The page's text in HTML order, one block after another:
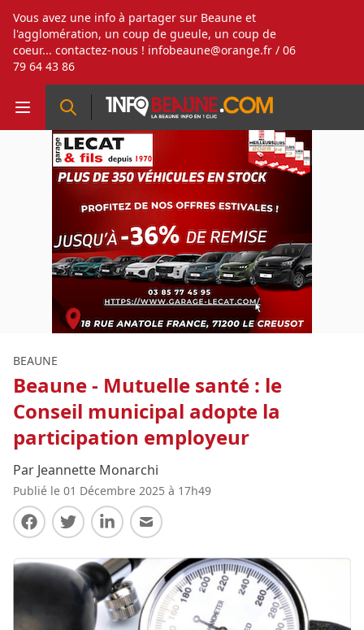
Vous avez une info à partager sur Beaune et
l'agglomération, un coup de gueule, un coup de
coeur... contactez-nous ! infobeaune@orange.fr / 06
79 64 43 86
BEAUNE
Beaune - Mutuelle santé : le
Conseil municipal adopte la
participation employeur
Par Jeannette Monarchi
Publié le 01 Décembre 2025 à 17h49
Partager sur Facebook
Partager sur Twitter
Partager sur LinkedIn
Partager par E-mail